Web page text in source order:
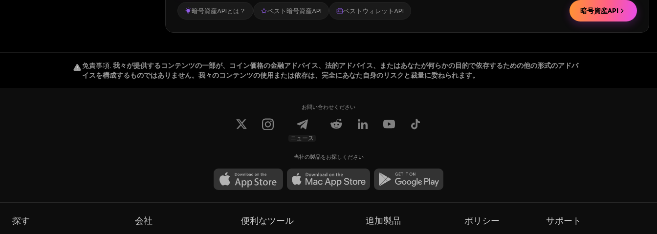
暗号資産APIとは？ ベスト暗号資産API ベストウォレットAPI 暗号資産API
免責事項. 我々が提供するコンテンツの一部が、コイン価格の金融アドバイス、法的アドバイス、またはあなたが何らかの目的で依存するための他の形式のアドバ
イスを構成するものではありません。我々のコンテンツの使用または依存は、完全にあなた自身のリスクと裁量に委ねられます。
お問い合わせください
ニュース
当社の製品をお探しください
探す 会社 便利なツール 追加製品 ポリシー サポート